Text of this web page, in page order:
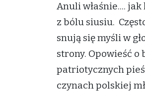
Anuli właśnie....
z bólu siusiu.
snują się myśli w
strony. Opowieść
patriotycznych
czynach polskiej